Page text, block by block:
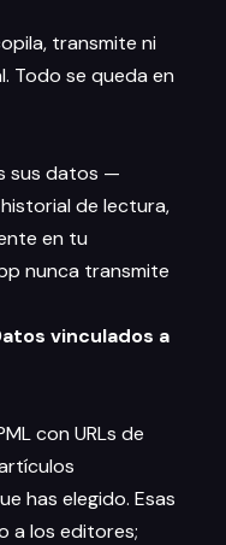
transmite ni
Todo se queda en
sus datos —
de lectura,
en tu
nunca transmite
vinculados a
con URLs de
has elegido. Esas
a los editores;